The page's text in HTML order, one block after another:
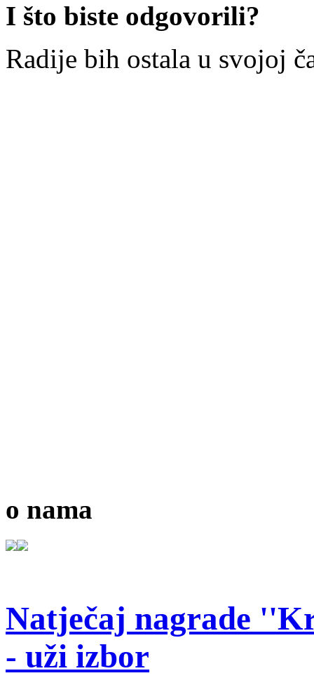
I što biste odgovorili?
Radije bih ostala u svojoj
o nama
Natječaj nagrade
- uži izbor